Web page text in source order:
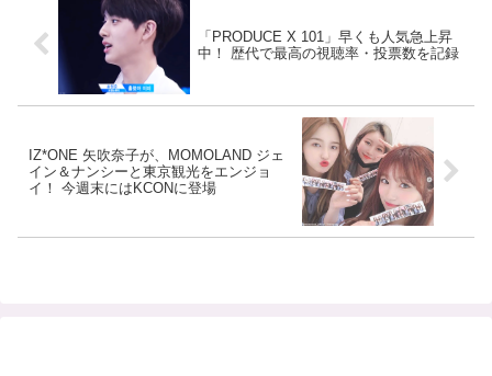
「PRODUCE X 101」早くも人気急上昇
中！ 歴代で最高の視聴率・投票数を記録
IZ*ONE 矢吹奈子が、MOMOLAND ジェ
イン＆ナンシーと東京観光をエンジョ
イ！ 今週末にはKCONに登場